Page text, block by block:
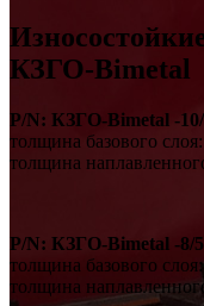
КЗГО-Bimetal
P/N: КЗГО-
толщина базового
толщина
P/N: КЗГО-Bimetal -8/5
толщина базового
толщина